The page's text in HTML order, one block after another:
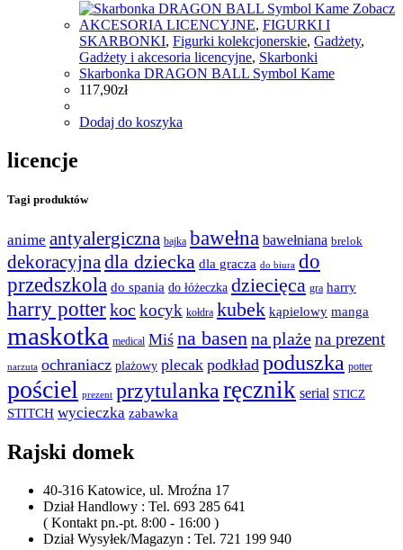
Zobacz
AKCESORIA LICENCYJNE, FIGURKI I
SKARBONKI, Figurki kolekcjonerskie, Gadżety,
Gadżety i akcesoria licencyjne, Skarbonki
Skarbonka DRAGON BALL Symbol Kame
117,90zł
Dodaj do koszyka
licencje
Tagi produktów
anime antyalergiczna bajka bawełna bawełniana brelok
dekoracyjna dla dziecka dla gracza do biura do
przedszkola do spania do łóżeczka dziecięca gra harry
harry potterkoc kocyk kołdra kubek kąpielowy manga
maskotka medical Miś na basenna plażena prezent
narzuta ochraniacz plażowy plecak podkład poduszka potter
pościel prezent przytulankaręcznik serial STICZ
STITCH wycieczka zabawka
Rajski domek
40-316 Katowice, ul. Mroźna 17
Dział Handlowy : Tel. 693 285 641
( Kontakt pn.-pt. 8:00 - 16:00 )
Dział Wysyłek/Magazyn : Tel. 721 199 940